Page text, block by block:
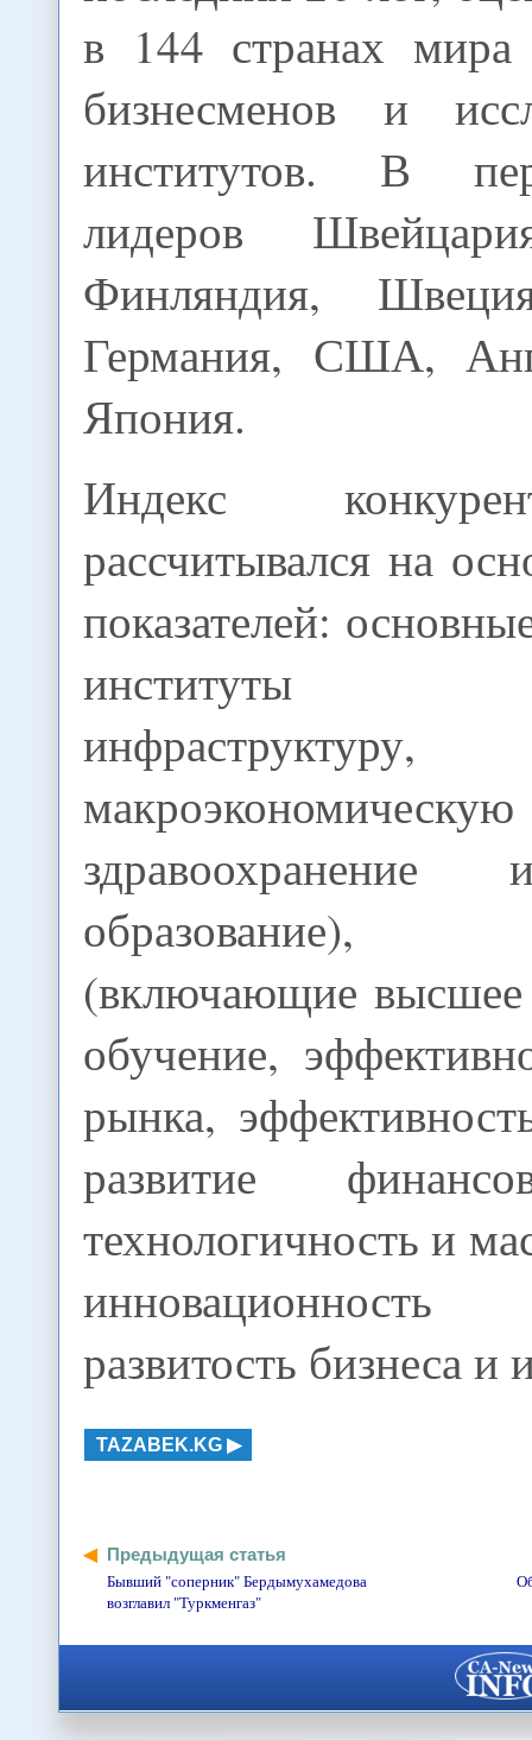
в 144 странах мира
бизнесменов и
институтов. В
лидеров
Финляндия,
Германия, США,
Япония.
Индекс
рассчитывался на
показателей:
институты
инфраструктуру,
здравоохранение
образование),
(включающие высшее
обучение,
рынка,
развитие
технологичность и
инновационность
развитость бизнеса и
TAZABEK.KG
Предыдущая статья
Бывший "соперник" Бердымухамедова
возглавил "Туркменгаз"